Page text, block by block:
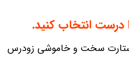
درست انتخاب کنید.
سخت و خاموشی زودرس